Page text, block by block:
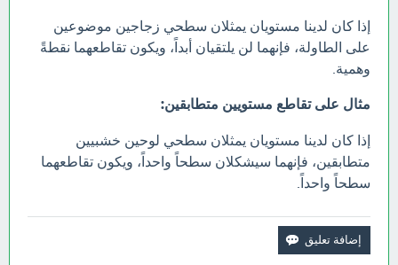
إذا كان لدينا مستويان يمثلان سطحي زجاجين موضوعين
على الطاولة، فإنهما لن يلتقيان أبداً، ويكون تقاطعهما نقطةً
وهمية.
مثال على تقاطع مستويين متطابقين:
إذا كان لدينا مستويان يمثلان سطحي لوحين خشبيين
متطابقين، فإنهما سيشكلان سطحاً واحداً، ويكون تقاطعهما
سطحاً واحداً.